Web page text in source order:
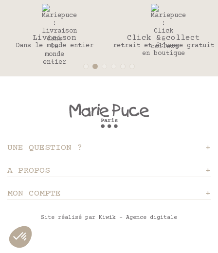
Livraison
Dans le monde entier
Click & collect
retrait et échange gratuit
en boutique
UNE QUESTION ?
A PROPOS
MON COMPTE
Site réalisé par Kiwik - Agence digitale